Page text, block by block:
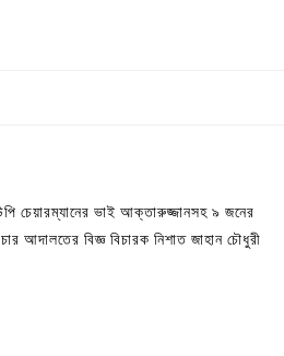
চেয়ারম্যানের ভাই আক্তারুজ্জানসহ ৯ জনের
আদালতের বিজ্ঞ বিচারক নিশাত জাহান চৌধুরী